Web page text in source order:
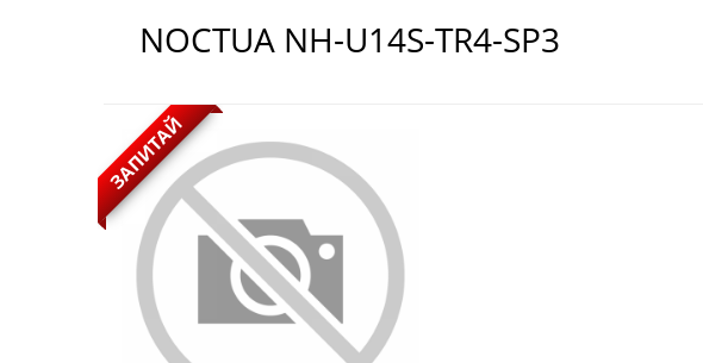
TR4-
SP3
NOCTUA
NH-
U14S-
TR4-
SP3
NOCTUA NH-U14S-TR4-SP3
ЗАПИТАЙ